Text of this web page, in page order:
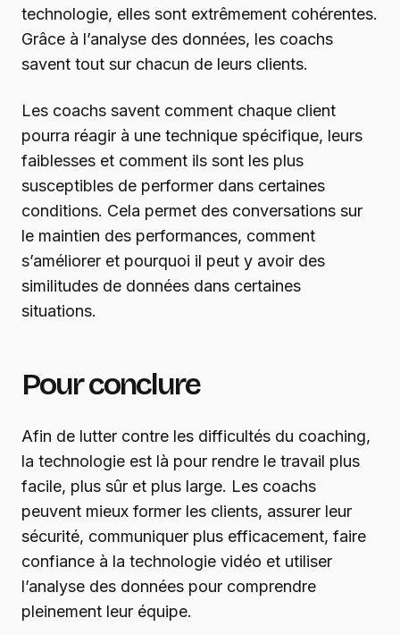
technologie, elles sont extrêmement cohérentes.
Grâce à l’analyse des données, les coachs
savent tout sur chacun de leurs clients.
Les coachs savent comment chaque client
pourra réagir à une technique spécifique, leurs
faiblesses et comment ils sont les plus
susceptibles de performer dans certaines
conditions. Cela permet des conversations sur
le maintien des performances, comment
s’améliorer et pourquoi il peut y avoir des
similitudes de données dans certaines
situations.
Pour conclure
Afin de lutter contre les difficultés du coaching,
la technologie est là pour rendre le travail plus
facile, plus sûr et plus large. Les coachs
peuvent mieux former les clients, assurer leur
sécurité, communiquer plus efficacement, faire
confiance à la technologie vidéo et utiliser
l’analyse des données pour comprendre
pleinement leur équipe.